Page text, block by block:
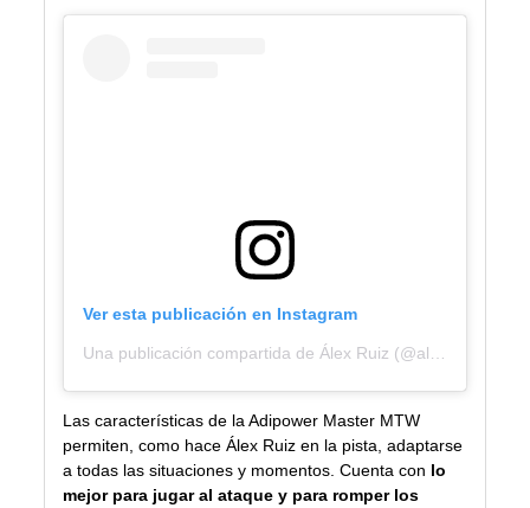
Ver esta publicación en Instagram
Las características de la Adipower Master MTW
permiten, como hace Álex Ruiz en la pista, adaptarse
a todas las situaciones y momentos. Cuenta con lo
mejor para jugar al ataque y para romper los